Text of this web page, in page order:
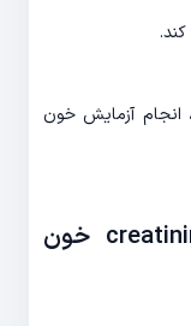
انجام آزمایش خون
علت انجام دادن آزمایش creatinine خون